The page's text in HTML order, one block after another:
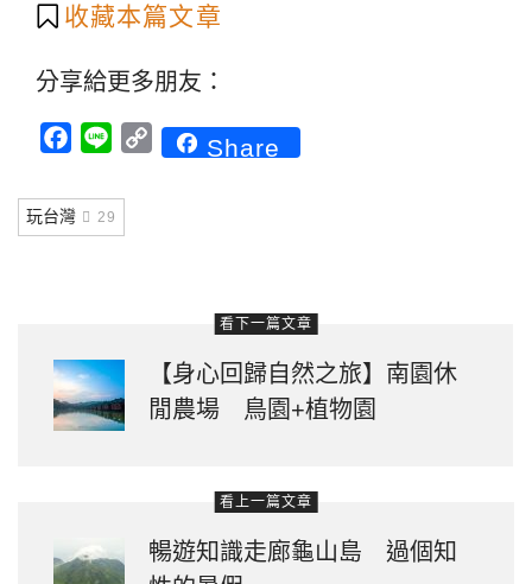
收藏本篇文章
分享給更多朋友：
Facebook
Line CopyShare
玩台灣 29
看下一篇文章
【身心回歸自然之旅】南園休
閒農場 鳥園+植物園
看上一篇文章
暢遊知識走廊龜山島 過個知